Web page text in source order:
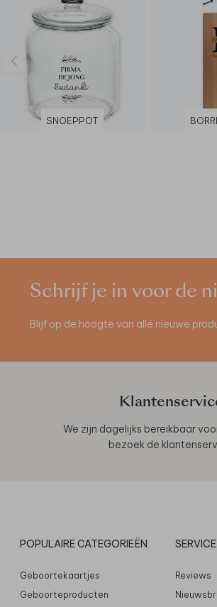
SNOEPPOT
Schrijf je in voor de
Blijf op de hoogte van alle nieuwe
We zijn dagelijks bereikbaar
bezoek de
POPULAIRE CATEGORIEËN
Geboortekaartjes
Geboorteproducten
SERVICE
Reviews